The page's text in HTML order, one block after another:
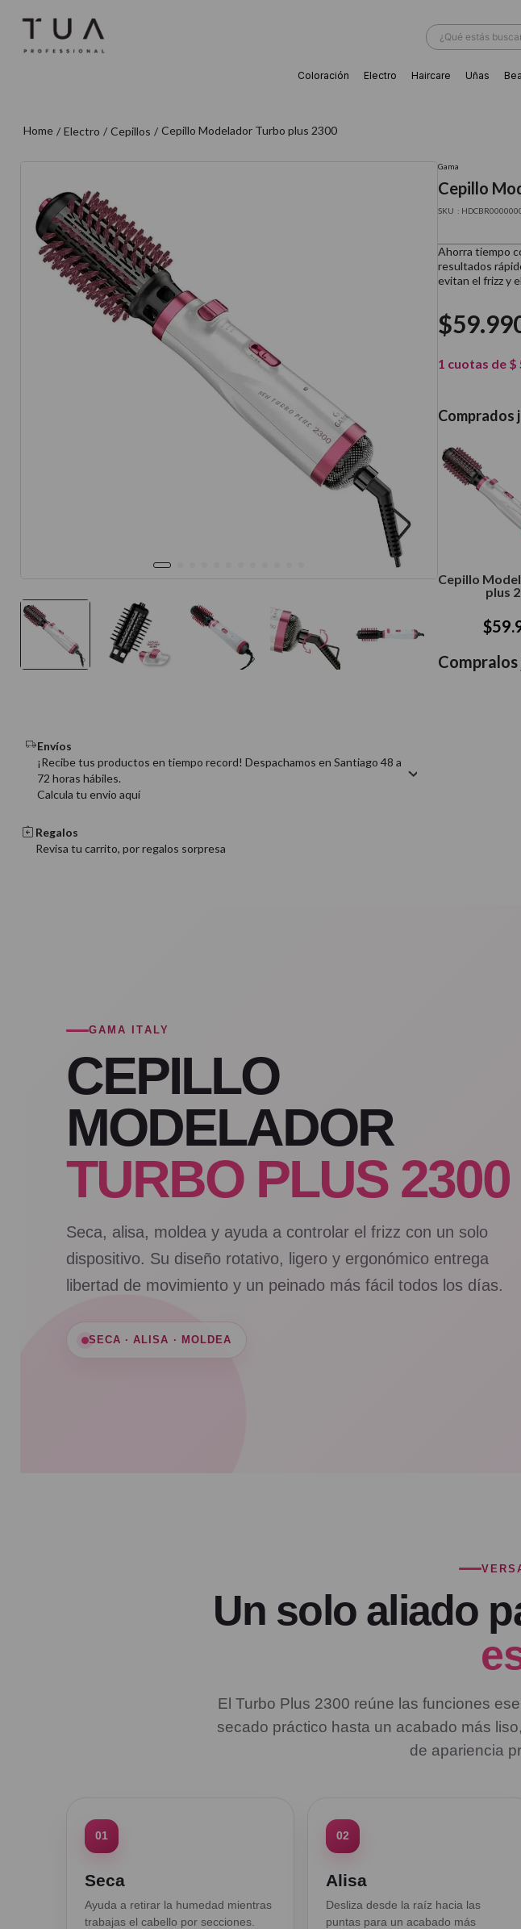
¿Qué estás
Coloración Electro Haircare Uñas
Electro Cepillos Cepillo Modelador Turbo plus 2300
Envíos
¡Recibe tus productos en tiempo record! Despachamos en Santiago 48 a
72 horas hábiles.
Calcula tu envio aquí
Regalos
Revisa tu carrito, por regalos sorpresa
Gama
Cepillo
:
Ahorra tiempo
resultados
evitan el frizz y
$59.
1 cuotas de $
Cepillo
plus
$59.
GAMA ITALY
CEPILLO
MODELADOR
TURBO PLUS 2300
Seca, alisa, moldea y ayuda a controlar el frizz con un solo
dispositivo. Su diseño rotativo, ligero y ergonómico entrega
libertad de movimiento y un peinado más fácil todos los días.
SECA · ALISA · MOLDEA
Un solo aliado
El Turbo Plus 2300 reúne las funciones
secado práctico hasta un acabado más
de apariencia
01
Seca
Ayuda a retirar la humedad mientras
trabajas el cabello por secciones.
02
Alisa
Desliza desde la raíz hacia las
puntas para un acabado más
10.